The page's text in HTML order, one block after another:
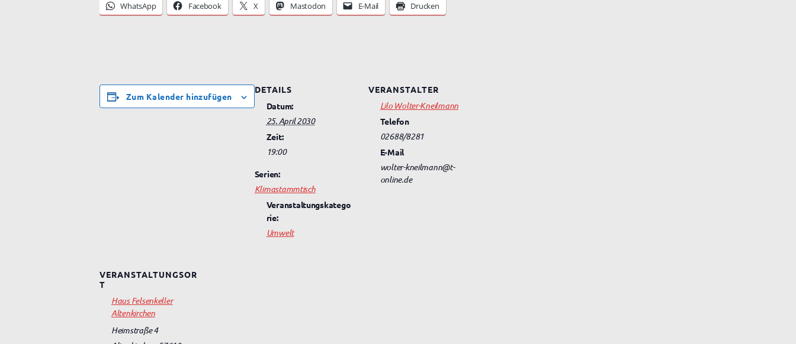
WhatsApp Facebook X Mastodon E-Mail Drucken
Zum Kalender hinzufügen
DETAILS
Datum:
25. April 2030
Zeit:
19:00
Serien:
Klimastammtisch
Veranstaltungskatego
rie:
Umwelt
VERANSTALTER
Lilo Wolter-Kneilmann
Telefon
02688/8281
E-Mail
wolter-kneilmann@t-
online.de
VERANSTALTUNGSOR
T
Haus Felsenkeller
Altenkirchen
Heimstraße 4